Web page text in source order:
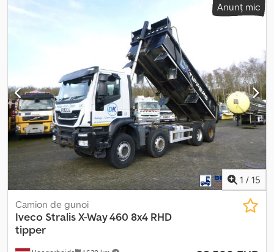
Anunț mic
1 / 15
Camion de gunoi
Iveco Stralis X-Way 460 8x4 RHD
tipper